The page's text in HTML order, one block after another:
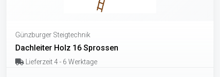
Günzburger Steigtechnik
Dachleiter Holz 16 Sprossen
Lieferzeit 4 - 6 Werktage